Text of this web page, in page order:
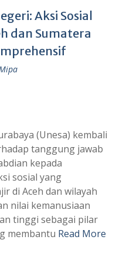
Aksi Sosial
dan Sumatera
(Unesa) kembali
tanggung jawab
kepada
sosial yang
di Aceh dan wilayah
nilai kemanusiaan
tinggi sebagai pilar
membantu Read More